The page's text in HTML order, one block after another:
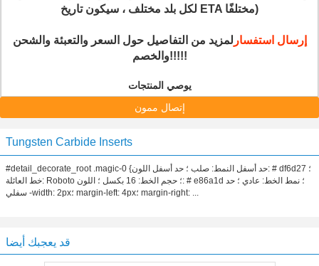
لكل بلد مختلف ، سيكون تاريخ ETA مختلفًا)
إرسال استفسار لمزيد من التفاصيل حول السعر والتعبئة والشحن
والخصم!!!!!
يوصي المنتجات
إتصال ممون
Tungsten Carbide Inserts
#detail_decorate_root .magic-0 {حد أسفل النمط: صلب ؛ حد أسفل اللون: # df6d27 ؛
خط العائلة: Roboto ؛ حجم الخط: 16 بكسل ؛ اللون: # e86a1d ؛ نمط الخط: عادي ؛ حد
سفلي -width: 2px؛ margin-left: 4px؛ margin-right: ...
قد يعجبك أيضا